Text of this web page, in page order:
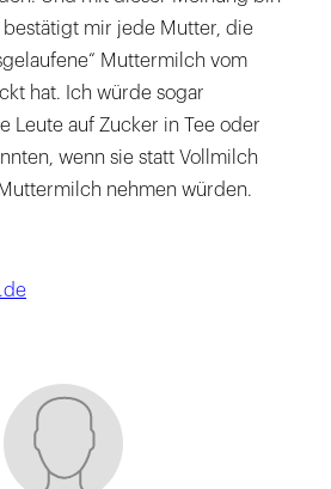
mir jede Mutter, die
Muttermilch vom
hat. Ich würde sogar
Leute auf Zucker in Tee oder
wenn sie statt Vollmilch
nehmen würden.